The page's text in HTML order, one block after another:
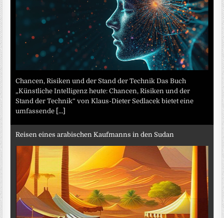
Chancen, Risiken und der Stand der Technik Das Buch
„Künstliche Intelligenz heute: Chancen, Risiken und der
Stand der Technik“ von Klaus-Dieter Sedlacek bietet eine
umfassende [...]
Reisen eines arabischen Kaufmanns in den Sudan